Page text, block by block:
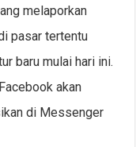
melaporkan
pasar tertentu
baru mulai hari ini.
akan
di Messenger